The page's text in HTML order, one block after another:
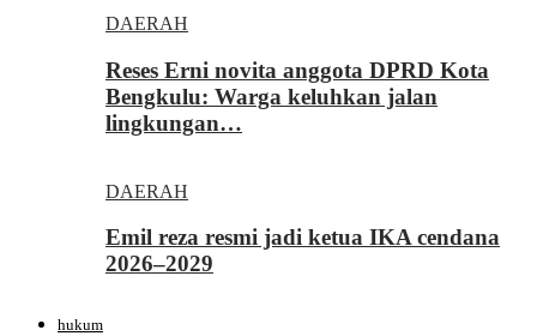
DAERAH
Reses Erni novita anggota DPRD Kota
Bengkulu: Warga keluhkan jalan
lingkungan…
DAERAH
Emil reza resmi jadi ketua IKA cendana
2026–2029
hukum